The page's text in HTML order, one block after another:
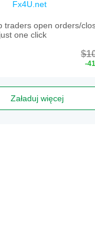
Fx4U.net
traders open orders/
one click
-
Załaduj więcej